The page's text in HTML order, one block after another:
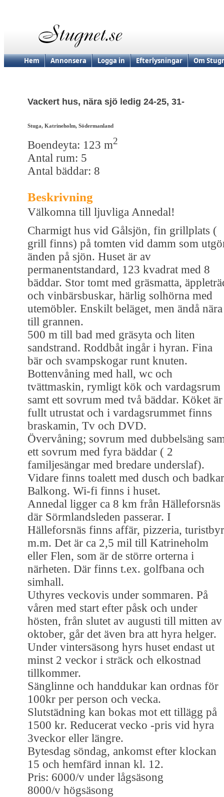
Hem Annonsera Logga in Efterlysningar Om
Vackert hus, nära sjö ledig 24-25, 31-
Stuga, Katrineholm, Södermanland
Boendeyta: 123 m2
Antal rum: 5
Antal bäddar: 8
Beskrivning
Välkomna till ljuvliga Annedal!
Charmigt hus vid Gålsjön, fin grillplats (
grill finns) på tomten vid damm som
änden på sjön. Huset är av
permanentstandard, 123 kvadrat med 8
bäddar. Stor tomt med gräsmatta,
och vinbärsbuskar, härlig solhörna med
utemöbler. Enskilt beläget, men ändå nära
till grannen.
500 m till bad med gräsyta och liten
sandstrand. Roddbåt ingår i hyran. Fina
bär och svampskogar runt knuten.
Bottenvåning med hall, wc och
tvättmaskin, rymligt kök och vardagsrum
samt ett sovrum med två bäddar. Köket är
fullt utrustat och i vardagsrummet finns
braskamin, Tv och DVD.
Övervåning; sovrum med dubbelsäng
ett sovrum med fyra bäddar ( 2
familjesängar med bredare underslaf).
Vidare finns toalett med dusch och
Balkong. Wi-fi finns i huset.
Annedal ligger ca 8 km från Hälleforsnäs
där Sörmlandsleden passerar. I
Hälleforsnäs finns affär, pizzeria,
m.m. Det är ca 2,5 mil till Katrineholm
eller Flen, som är de större orterna i
närheten. Där finns t.ex. golfbana och
simhall.
Uthyres veckovis under sommaren. På
våren med start efter påsk och under
hösten, från slutet av augusti till mitten av
oktober, går det även bra att hyra helger.
Under vintersäsong hyrs huset endast ut
minst 2 veckor i sträck och elkostnad
tillkommer.
Sänglinne och handdukar kan ordnas för
100kr per person och vecka.
Slutstädning kan bokas mot ett tillägg på
1500 kr. Reducerat vecko -pris vid hyra
3veckor eller längre.
Bytesdag söndag, ankomst efter klockan
15 och hemfärd innan kl. 12.
Pris: 6000/v under lågsäsong
8000/v högsäsong